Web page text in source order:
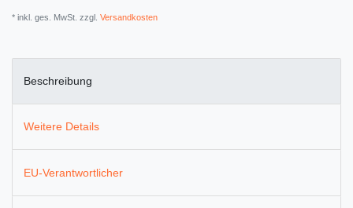
* inkl. ges. MwSt. zzgl. Versandkosten
Beschreibung
Weitere Details
EU-Verantwortlicher